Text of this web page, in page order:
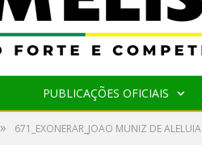
PUBLICAÇÕES OFICIAIS
» 671_EXONERAR_JOAO MUNIZ DE ALELUIA